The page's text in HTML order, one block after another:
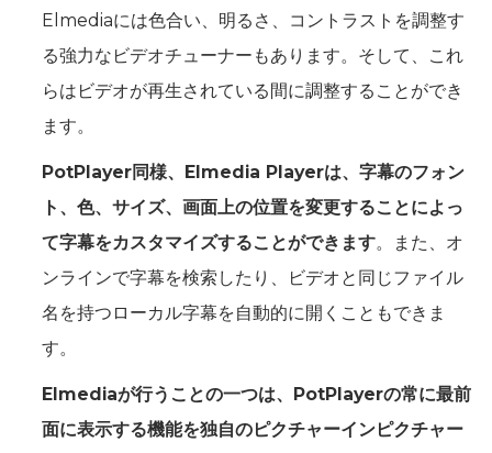
Elmediaには色合い、明るさ、コントラストを調整す
る強力なビデオチューナーもあります。そして、これ
らはビデオが再生されている間に調整することができ
ます。
PotPlayer同様、Elmedia Playerは、字幕のフォン
ト、色、サイズ、画面上の位置を変更することによっ
て字幕をカスタマイズすることができます。また、オ
ンラインで字幕を検索したり、ビデオと同じファイル
名を持つローカル字幕を自動的に開くこともできま
す。
Elmediaが行うことの一つは、PotPlayerの常に最前
面に表示する機能を独自のピクチャーインピクチャー